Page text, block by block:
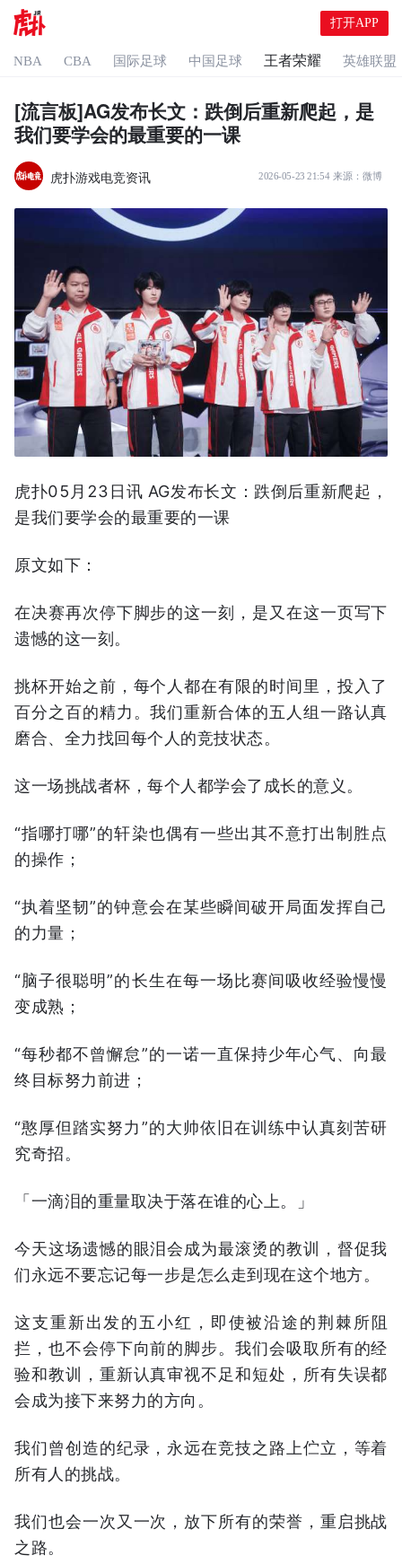
打开APP
NBA CBA 国际足球 中国足球 王者荣耀 英雄联盟
[流言板]AG发布长文：跌倒后重新爬起，是
我们要学会的最重要的一课
虎扑游戏电竞资讯 2026-05-23 21:54 来源： 微博
虎扑05月23日讯 AG发布长文：跌倒后重新爬起，
是我们要学会的最重要的一课
原文如下：
在决赛再次停下脚步的这一刻，是又在这一页写下
遗憾的这一刻。
挑杯开始之前，每个人都在有限的时间里，投入了
百分之百的精力。我们重新合体的五人组一路认真
磨合、全力找回每个人的竞技状态。
这一场挑战者杯，每个人都学会了成长的意义。
“指哪打哪”的轩染也偶有一些出其不意打出制胜点
的操作；
“执着坚韧”的钟意会在某些瞬间破开局面发挥自己
的力量；
“脑子很聪明”的长生在每一场比赛间吸收经验慢慢
变成熟；
“每秒都不曾懈怠”的一诺一直保持少年心气、向最
终目标努力前进；
“憨厚但踏实努力”的大帅依旧在训练中认真刻苦研
究奇招。
「一滴泪的重量取决于落在谁的心上。」
今天这场遗憾的眼泪会成为最滚烫的教训，督促我
们永远不要忘记每一步是怎么走到现在这个地方。
这支重新出发的五小红，即使被沿途的荆棘所阻
拦，也不会停下向前的脚步。我们会吸取所有的经
验和教训，重新认真审视不足和短处，所有失误都
会成为接下来努力的方向。
我们曾创造的纪录，永远在竞技之路上伫立，等着
所有人的挑战。
我们也会一次又一次，放下所有的荣誉，重启挑战
之路。